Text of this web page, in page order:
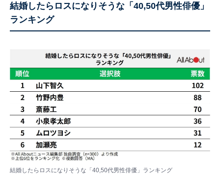
結婚したらロスになりそうな「40,50代男性俳優」
ランキング
結婚したらロスになりそうな「40,50代男性俳優」ランキング